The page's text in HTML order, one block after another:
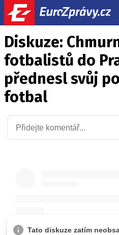
Diskuze:
fotbalistů do
přednesl svůj
fotbal